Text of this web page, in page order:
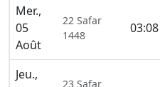
Mer.,
05
Août
22 Safar
1448
03:08
Jeu.,
23 Safar